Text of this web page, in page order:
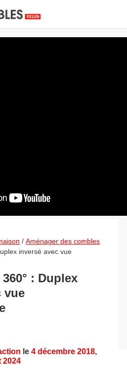
/ Aménager des combles
inversé avec vue
: Duplex
vue
le 4 décembre 2018,
2024